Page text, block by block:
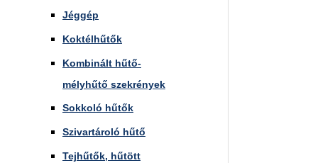
Jéggép
Koktélhűtők
Kombinált hűtő-
mélyhűtő szekrények
Sokkoló hűtők
Szivartároló hűtő
Tejhűtők, hűtött